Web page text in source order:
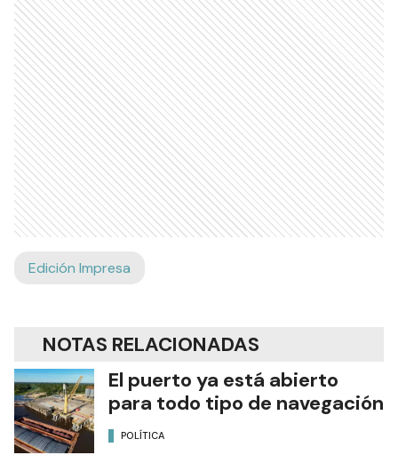
Edición Impresa
NOTAS RELACIONADAS
El puerto ya está abierto
para todo tipo de navegación
POLÍTICA